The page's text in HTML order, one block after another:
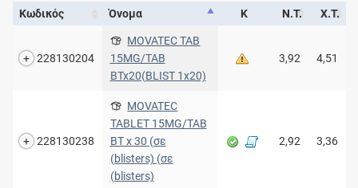
Κωδικός Όνομα Κ Ν.Τ. Χ.Τ.
228130204
MOVATEC TAB
15MG/TAB
BTx20(BLIST 1x20)
3,92 4,51
228130238
MOVATEC
TABLET 15MG/TAB
BT x 30 (σε
(blisters) (σε
(blisters)
2,92 3,36